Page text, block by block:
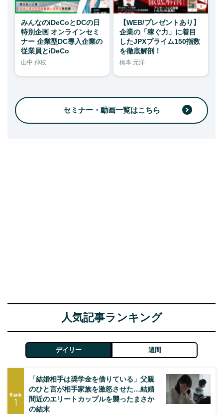
みんなのiDeCoとDCの日
特別企画 オンラインセミ
ナー 企業型DC導入企業の
従業員とiDeCo
山中 伸枝
【WEB/プレゼントあり】
企業の「稼ぐ力」に着目
したJPXプライム150指数
を徹底解剖！
橋本 元洋
セミナー・動画一覧はこちら
人気記事ランキング
デイリー 週間
Rank
1
「結婚相手は奨学金を借りている」父親
のひと言が相手家族を激怒させた…結婚
間近のエリートカップルを襲ったまさか
の結末